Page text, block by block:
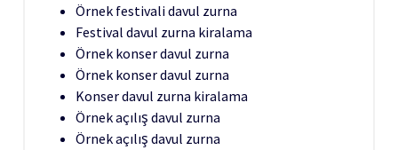
Örnek festivali davul zurna
Festival davul zurna kiralama
Örnek konser davul zurna
Örnek konser davul zurna
Konser davul zurna kiralama
Örnek açılış davul zurna
Örnek açılış davul zurna